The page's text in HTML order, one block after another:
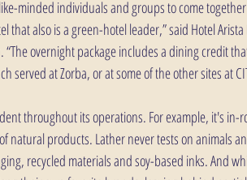
minded individuals and groups to come
also is a green-hotel leader,” said Hotel
overnight package includes a dining credit
at Zorba, or at some of the other sites at
throughout its operations. For example, it's
natural products. Lather never tests on animals
recycled materials and soy-based inks. And